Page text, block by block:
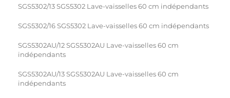
SGS5302/13 SGS5302 Lave-vaisselles 60 cm indépendants
SGS5302/16 SGS5302 Lave-vaisselles 60 cm indépendants
SGS5302AU/12 SGS5302AU Lave-vaisselles 60 cm
indépendants
SGS5302AU/13 SGS5302AU Lave-vaisselles 60 cm
indépendants